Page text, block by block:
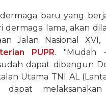
baru yang
dermaga lama, akan
Jalan Nasional
PUPR. "Mudah
dapat dibangun
Utama TNI AL
melaksanakan